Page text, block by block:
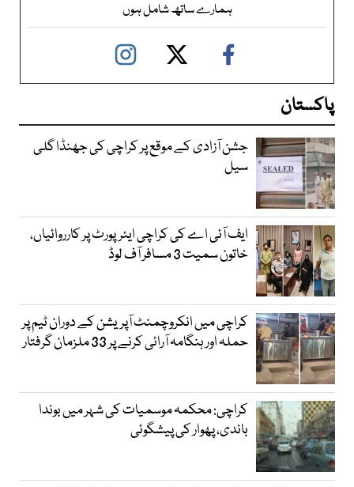
ہمارے ساتھ شامل ہوں
پاکستان
جشن آزادی کے موقع پر کراچی کی جھنڈا گلی
سیل
ایف آئی اے کی کراچی ایئرپورٹ پر کارروائیاں،
خاتون سمیت 3 مسافر آف لوڈ
کراچی میں انکروچمنٹ آپریشن کے دوران ٹیم پر
حملہ اور ہنگامہ آرائی کرنے پر 33 ملزمان گرفتار
کراچی: محکمہ موسمیات کی شہر میں بوندا
باندی، پھوار کی پیشگوئی